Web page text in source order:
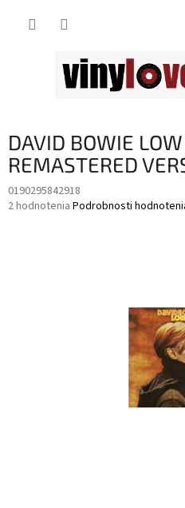
DAVID BOWIE
REMASTERED
0190295842918
Priemerné
2 hodnotenia Podrobnosti